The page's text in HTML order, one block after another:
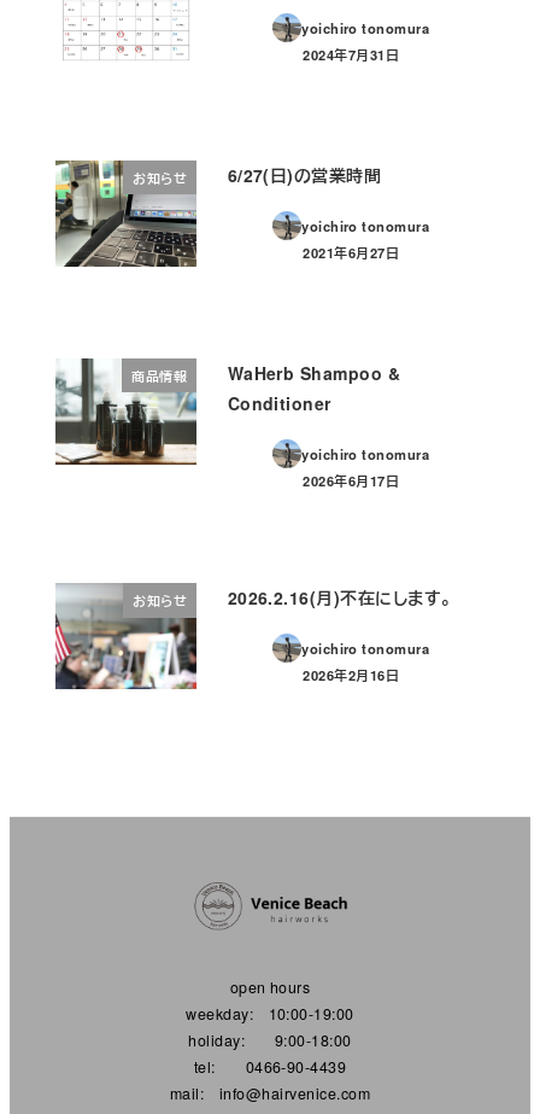
yoichiro tonomura
投稿日
2024年7月31日
お知らせ 6/27(日)の営業時間
yoichiro tonomura
投稿日
2021年6月27日
商品情報
WaHerb Shampoo &
Conditioner
yoichiro tonomura
投稿日
2026年6月17日
お知らせ 2026.2.16(月)不在にします。
yoichiro tonomura
投稿日
2026年2月16日
open hours
weekday: 10:00-19:00
holiday: 9:00-18:00
tel: 0466-90-4439
mail: info@hairvenice.com